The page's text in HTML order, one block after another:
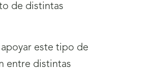
de distintas
este tipo de
entre distintas